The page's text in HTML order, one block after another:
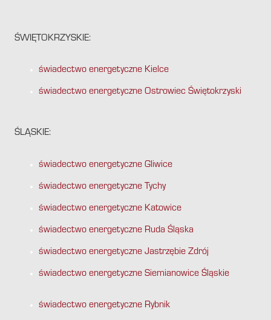
ŚWIĘTOKRZYSKIE:
świadectwo energetyczne Kielce
świadectwo energetyczne Ostrowiec Świętokrzyski
ŚLĄSKIE:
świadectwo energetyczne Gliwice
świadectwo energetyczne Tychy
świadectwo energetyczne Katowice
świadectwo energetyczne Ruda Śląska
świadectwo energetyczne Jastrzębie Zdrój
świadectwo energetyczne Siemianowice Śląskie
świadectwo energetyczne Rybnik